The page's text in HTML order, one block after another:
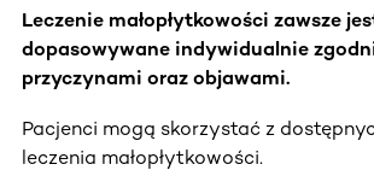
Leczenie małopłytkowości zawsze
dopasowywane indywidualnie
przyczynami oraz objawami.
Pacjenci mogą skorzystać z
leczenia małopłytkowości.